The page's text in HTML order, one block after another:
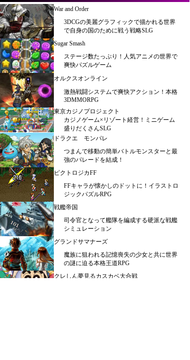
War and Order
3DCGの美麗グラフィックで描かれる世界
で自身の国のために戦う戦略SLG
Sugar Smash
ステージ数たっぷり！人気アニメの世界で
爽快パズルゲーム
オルクスオンライン
激熱戦闘システムで爽快アクション！本格
3DMMORPG
東京カジノプロジェクト
カジノゲーム×リゾート経営！ミニゲーム
盛りだくさんSLG
ドラクエ モンパレ
つまんで移動の簡単バトルモンスターと最
強のパレードを結成！
ピクトロジカFF
FFキャラが懐かしのドットに！イラストロ
ジックパズルRPG
戦艦帝国
司令官となって艦隊を編成する硬派な戦艦
シミュレーション
グランドサマナーズ
魔族に狙われる記憶喪失の少女と共に世界
の謎に迫る本格王道RPG
クレしん夢見るカスカベ大合戦